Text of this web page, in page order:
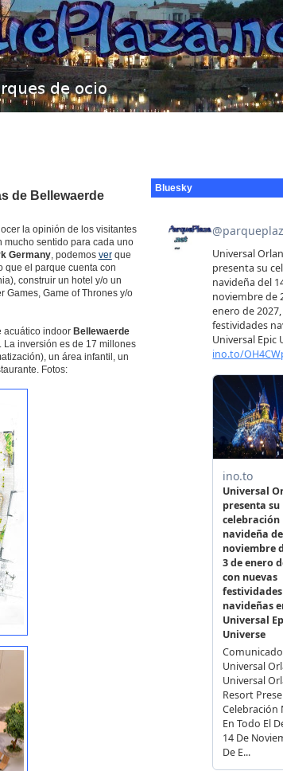
de Bellewaerde
la opinión de los visitantes
mucho sentido para cada uno
Germany, podemos verque
que el parque cuenta con
construir un hotel y/o un
Games, Game of Thrones y/o
acuático indoor Bellewaerde
inversión es de 17 millones
un área infantil, un
Fotos:
Bluesky